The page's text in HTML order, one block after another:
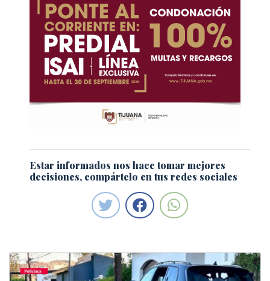
Estar informados nos hace tomar mejores
decisiones, compártelo en tus redes sociales